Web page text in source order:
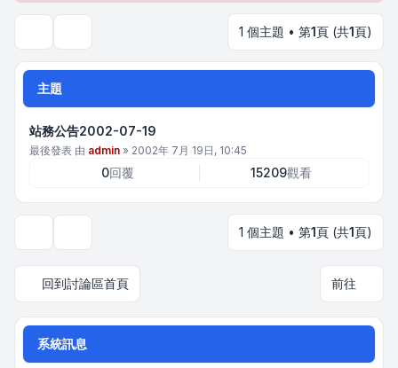
1 個主題 • 第1頁 (共1頁)
主題
站務公告2002-07-19
最後發表 由 admin » 2002年 7月 19日, 10:45
0回覆 15209觀看
1 個主題 • 第1頁 (共1頁)
回到討論區首頁 前往
系統訊息